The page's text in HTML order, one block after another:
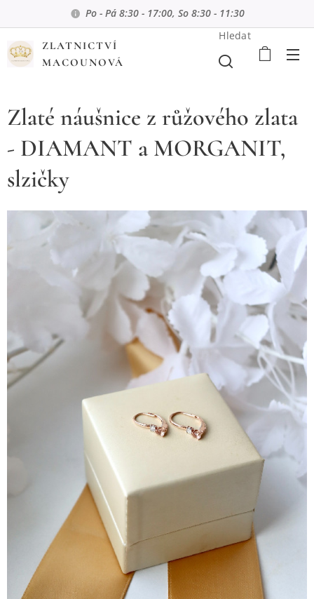
Po - Pá 8:30 - 17:00, So 8:30 - 11:30
ZLATNICTVÍ
MACOUNOVÁ
Hledat
Zlaté náušnice z růžového zlata
- DIAMANT a MORGANIT,
slzičky